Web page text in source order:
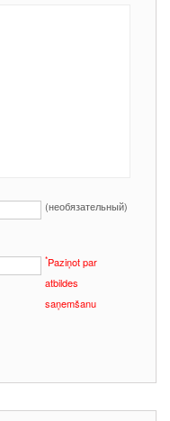
(необязательный)
*Paziņot par
atbildes
saņemšanu